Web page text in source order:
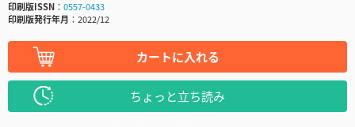
印刷版ISSN
0557-0433
印刷版発行年月
2022/12
カートに入れる
ちょっと立ち読み